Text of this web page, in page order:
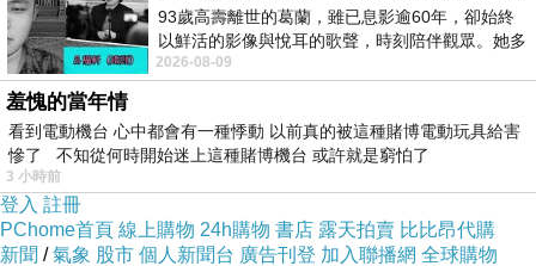
93歲高壽離世的葛蘭，雖已息影逾60年，卻始終
以鮮活的影像與悅耳的歌聲，時刻陪伴觀眾。她多
才多藝、陽光開朗的形象，不僅保留在電影
2026-08-09
羞愧的當年情
看到電動機台 心中都會有一種悸動 以前真的被這種賭博電動玩具給害
慘了 不知從何時開始迷上這種賭博機台 或許就是窮怕了
3 小時前
登入 註冊
PChome首頁 線上購物 24h購物 書店 露天拍賣 比比昂代購
新聞 /氣象 股市 個人新聞台 廣告刊登 加入聯播網 全球購物